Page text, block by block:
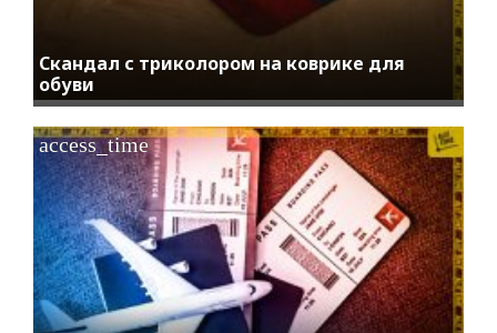
Скандал с триколором на коврике для
обуви
access_time